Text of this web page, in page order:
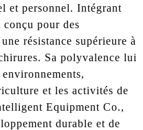
et personnel. Intégrant
pour des
résistance supérieure à
Sa polyvalence lui
et les activités de
Equipment Co.,
durable et de